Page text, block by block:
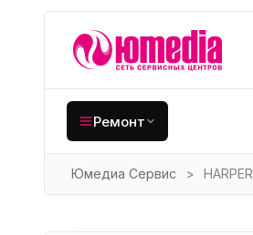
Ремонт
Крупная бытовая
Юмедиа Сервис > HARPER